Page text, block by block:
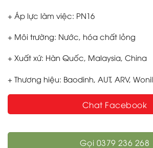
+ Áp lực làm việc: PN16
+ Môi trường: Nước, hóa chất lỏng
+ Xuất xứ: Hàn Quốc, Malaysia, China
+ Thương hiệu: Baodinh, AUT, ARV, Wonil
Chat Facebook
Gọi 0379 236 268